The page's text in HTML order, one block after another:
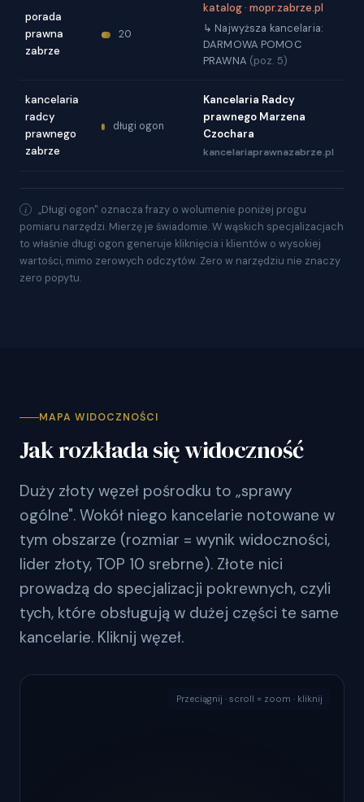
porada
prawna
zabrze
20
katalog · mopr.zabrze.pl
↳ Najwyższa kancelaria:
DARMOWA POMOC
PRAWNA (poz. 5)
kancelaria
radcy
prawnego
zabrze
długi ogon
Kancelaria Radcy
prawnego Marzena
Czochara
kancelariaprawnazabrze.pl
„Długi ogon" oznacza frazy o wolumenie poniżej progu
pomiaru narzędzi. Mierzę je świadomie. W wąskich specjalizacjach
to właśnie długi ogon generuje kliknięcia i klientów o wysokiej
wartości, mimo zerowych odczytów. Zero w narzędziu nie znaczy
zero popytu.
MAPA WIDOCZNOŚCI
Jak rozkłada się widoczność
Duży złoty węzeł pośrodku to „sprawy
ogólne". Wokół niego kancelarie notowane w
tym obszarze (rozmiar = wynik widoczności,
lider złoty, TOP 10 srebrne). Złote nici
prowadzą do specjalizacji pokrewnych, czyli
tych, które obsługują w dużej części te same
kancelarie. Kliknij węzeł.
Przeciągnij · scroll = zoom · kliknij